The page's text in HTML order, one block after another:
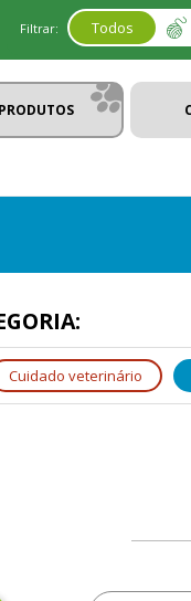
Filtrar: Todos
PRODUTOS
Cuidado veterinário